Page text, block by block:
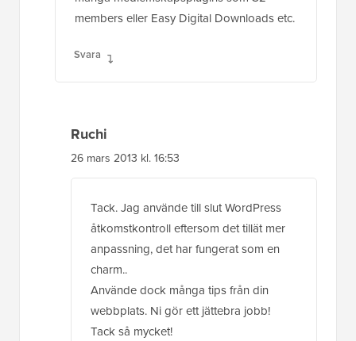
members eller Easy Digital Downloads etc.
Svara
Ruchi
26 mars 2013 kl. 16:53
Tack. Jag använde till slut WordPress
åtkomstkontroll eftersom det tillät mer
anpassning, det har fungerat som en
charm..
Använde dock många tips från din
webbplats. Ni gör ett jättebra jobb!
Tack så mycket!